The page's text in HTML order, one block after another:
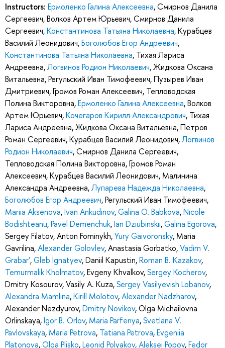
Instructors: Ермоленко Галина Алексеевна,Смирнов Данила
Сергеевич,Волков Артем Юрьевич,Смирнов Данила
Сергеевич,Константинова Татьяна Николаевна,Курабцев
Василий Леонидович,Боголюбов Егор Андреевич,
Константинова Татьяна Николаевна, Тихая Лариса
Андреевна,Логвинов Родион Николаевич,Жидкова Оксана
Витальевна,Регульский Иван Тимофеевич,Пузырев Иван
Дмитриевич,Громов Роман Алексеевич, Тепловодская
Полина Викторовна,Ермоленко Галина Алексеевна,Волков
Артем Юрьевич,Кочегаров Кирилл Александрович, Тихая
Лариса Андреевна,Жидкова Оксана Витальевна,Петров
Роман Сергеевич,Курабцев Василий Леонидович,Логвинов
Родион Николаевич,Смирнов Данила Сергеевич,
Тепловодская Полина Викторовна,Громов Роман
Алексеевич,Курабцев Василий Леонидович, Малинина
Александра Андреевна,Лупарева Надежда Николаевна,
Боголюбов Егор Андреевич,Регульский Иван Тимофеевич,
Mariia Aksenova,Ivan Ankudinov,Galina O. Babkova,Nicole
Bodishteanu,Pavel Demenchuk,Ian Dziubinskii,Galina Egorova,
Sergey Filatov,Anton Fominykh,Yury Gaivoronsky, Maria
Gavrilina,Alexander Golovlev,Anastasia Gorbatko,Vadim V.
Grabar',Gleb Ignatyev,Daniil Kapustin,Roman B. Kazakov,
Temurmalik Kholmatov,Evgeny Khvalkov,Sergey Kocherov,
Dmitry Kosourov,Vasily A. Kuza,Sergey Vasilyevish Lobanov,
Alexandra Mamlina,Kirill Molotov,Alexander Nadzharov,
Alexander Nezdyurov,Dmitry Novikov,Olga Michailovna
Orlinskaya,Igor B. Orlov, Maria Parfenya,Svetlana V.
Pavlovskaya, Maria Petrova, Tatiana Petrova,Evgeniia
Platonova,Olga Plisko,Leonid Polyakov,Aleksei Popov,Fedor